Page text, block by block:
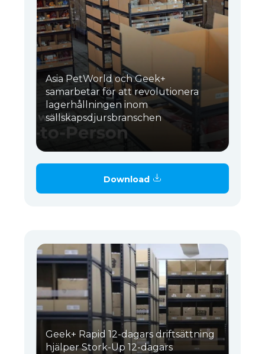
Asia PetWorld och Geek+
samarbetar för att revolutionera
lagerhållningen inom
sällskapsdjursbranschen
Download
Geek+ Rapid 12-dagars driftsättning
hjälper Stork-Up 12-dagars